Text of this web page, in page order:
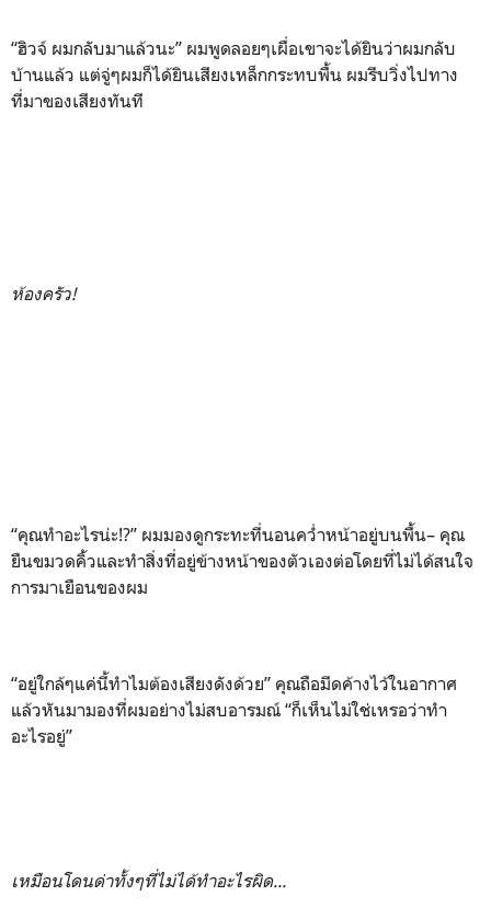
“ฮิวจ์ ผมกลับมาแล้วนะ” ผมพูดลอยๆเผื่อเขาจะได้ยินว่าผมกลับ
บ้านแล้ว แต่จู่ๆผมก็ได้ยินเสียงเหล็กกระทบพื้น ผมรีบวิ่งไปทาง
ที่มาของเสียงทันที
ห้องครัว!
“คุณทำอะไรน่ะ!?” ผมมองดูกระทะที่นอนคว่ำหน้าอยู่บนพื้น– คุณ
ยืนขมวดคิ้วและทำสิ่งที่อยู่ข้างหน้าของตัวเองต่อโดยที่ไม่ได้สนใจ
การมาเยือนของผม
“อยู่ใกล้ๆแค่นี้ทำไมต้องเสียงดังด้วย” คุณถือมีดค้างไว้ในอากาศ
แล้วหันมามองที่ผมอย่างไม่สบอารมณ์ “ก็เห็นไม่ใช่เหรอว่าทำ
อะไรอยู่”
เหมือนโดนด่าทั้งๆที่ไม่ได้ทำอะไรผิด...